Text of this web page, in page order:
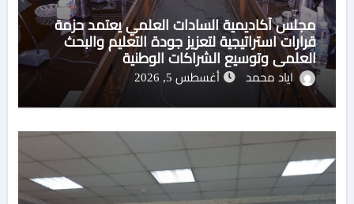
مجلس أكاديمية السادات العلمي يعتمد حزمة
قرارات استراتيجية لتعزيز جودة التعليم والبحث
العلمي وتوسيع الشراكات الوطنية
اياد محمد أغسطس 5, 2026